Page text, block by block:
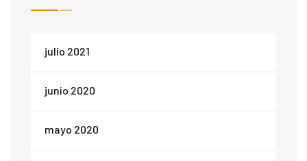
julio 2021
junio 2020
mayo 2020